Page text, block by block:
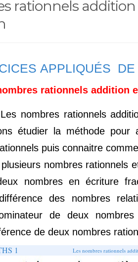
rationnels addition
APPLIQUÉS DE
rationnels addition
nombres rationnels
étudier la méthode pour
puis connaitre
nombres rationnels
nombres en écriture
des nombres
de deux
de deux nombres
1 Les nombres rationnels